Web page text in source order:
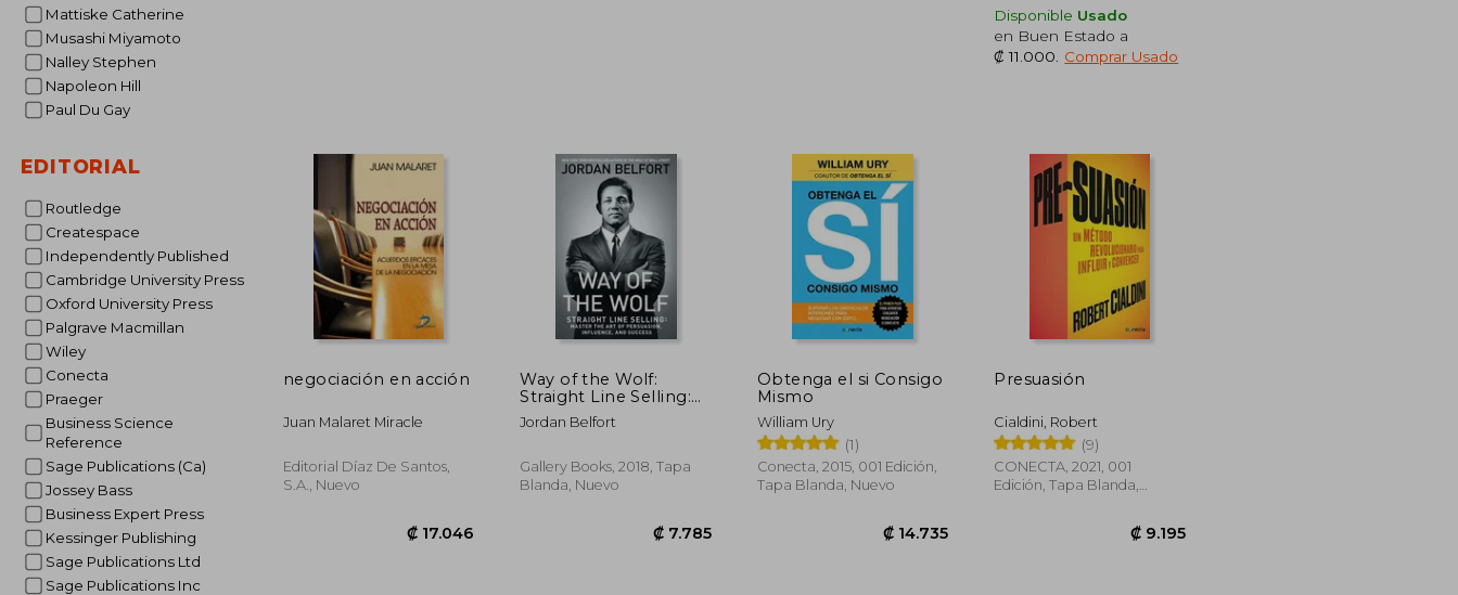
Mattiske Catherine
Musashi Miyamoto
Nalley Stephen
Napoleon Hill
Paul Du Gay
EDITORIAL
Routledge
Createspace
Independently Published
Cambridge University Press
Oxford University Press
Palgrave Macmillan
Wiley
Conecta
Praeger
Business Science
Reference
Sage Publications (Ca)
Jossey Bass
Business Expert Press
Kessinger Publishing
Sage Publications Ltd
Sage Publications Inc
Disponible Usado
en Buen Estado a
₡ 11.000
Comprar Usado
negociación en acción
Juan Malaret Miracle
Editorial Díaz De Santos,
S.a., Nuevo
Way of the Wolf:
Straight Line Selling:
Master the art of
Persuasion, Influence,
Inglés)
Jordan Belfort
Gallery Books, 2018, Tapa
Blanda, Nuevo
Obtenga el si Consigo
Mismo
William Ury
(1)
Conecta, 2015, 001 Edición,
Tapa Blanda, Nuevo
Presuasión
Cialdini, Robert
(9)
CONECTA, 2021, 001
Edición, Tapa Blanda,